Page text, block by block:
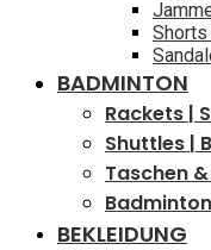
BADMINTON
Rackets |
Shuttles |
Taschen
BEKLEIDUNG